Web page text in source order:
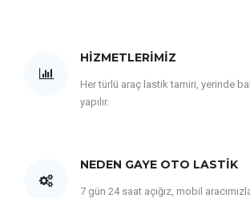
HIZMETLERIMIZ
Her türlü araç lastik tamiri, yerinde
yapılır.
NEDEN GAYE OTO LASTIK
7 gün 24 saat açığız, mobil